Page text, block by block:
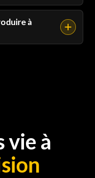
à
vie à